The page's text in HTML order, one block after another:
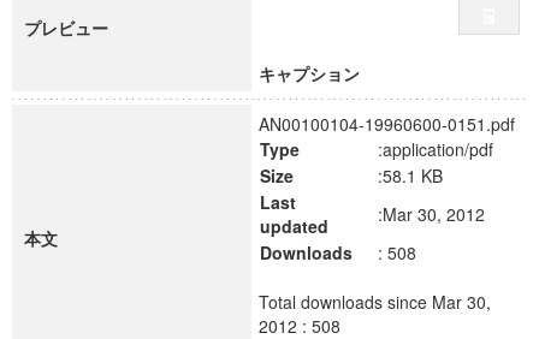
プレビュー
キャプション
本文
AN00100104-19960600-0151.pdf
Type
:application/pdf
Size
:58.1 KB
Last
updated
:Mar 30, 2012
Downloads
: 508
Total downloads since Mar 30,
2012 : 508